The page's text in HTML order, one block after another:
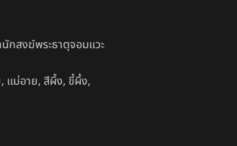
กสงฆ์พระธาตุจอมแวะ
, แม่อาย,สีผึ้ง,ขี้ผึ้ง,